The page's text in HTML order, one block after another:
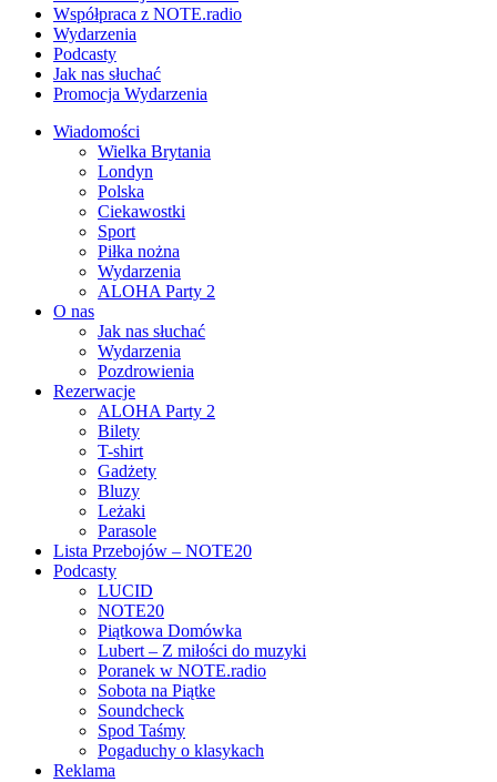
Współpraca z NOTE.radio
Wydarzenia
Podcasty
Jak nas słuchać
Promocja Wydarzenia
Wiadomości
Wielka Brytania
Londyn
Polska
Ciekawostki
Sport
Piłka nożna
Wydarzenia
ALOHA Party 2
O nas
Jak nas słuchać
Wydarzenia
Pozdrowienia
Rezerwacje
ALOHA Party 2
Bilety
T-shirt
Gadżety
Bluzy
Leżaki
Parasole
Lista Przebojów – NOTE20
Podcasty
LUCID
NOTE20
Piątkowa Domówka
Lubert – Z miłości do muzyki
Poranek w NOTE.radio
Sobota na Piątke
Soundcheck
Spod Taśmy
Pogaduchy o klasykach
Reklama